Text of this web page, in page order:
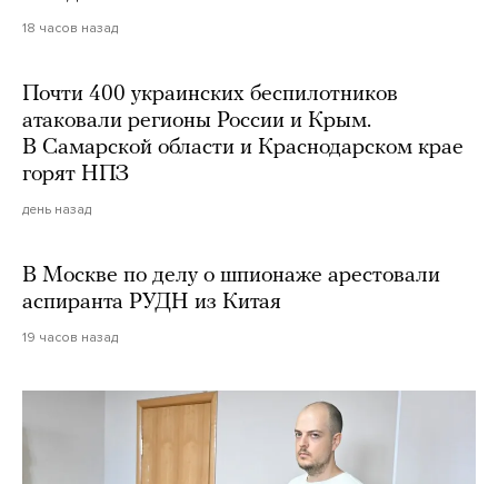
18 часов назад
Почти 400 украинских беспилотников
атаковали регионы России и Крым.
В Самарской области и Краснодарском крае
горят НПЗ
день назад
В Москве по делу о шпионаже арестовали
аспиранта РУДН из Китая
19 часов назад